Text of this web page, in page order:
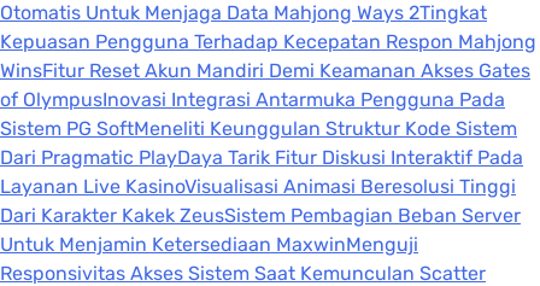
Otomatis Untuk Menjaga Data Mahjong Ways 2Tingkat
Kepuasan Pengguna Terhadap Kecepatan Respon Mahjong
WinsFitur Reset Akun Mandiri Demi Keamanan Akses Gates
of OlympusInovasi Integrasi Antarmuka Pengguna Pada
Sistem PG SoftMeneliti Keunggulan Struktur Kode Sistem
Dari Pragmatic PlayDaya Tarik Fitur Diskusi Interaktif Pada
Layanan Live KasinoVisualisasi Animasi Beresolusi Tinggi
Dari Karakter Kakek ZeusSistem Pembagian Beban Server
Untuk Menjamin Ketersediaan MaxwinMenguji
Responsivitas Akses Sistem Saat Kemunculan Scatter